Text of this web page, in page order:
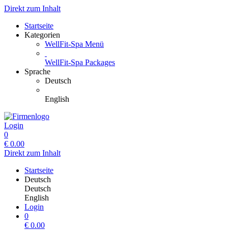
Direkt zum Inhalt
Startseite
Kategorien
WellFit-Spa Menü
WellFit-Spa Packages
Sprache
Deutsch
English
Login
0
€ 0.00
Direkt zum Inhalt
Startseite
Deutsch
Deutsch
English
Login
0
€ 0.00